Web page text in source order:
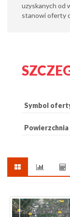
uzyskanych od
stanowi oferty
Symbol
Powierzchnia